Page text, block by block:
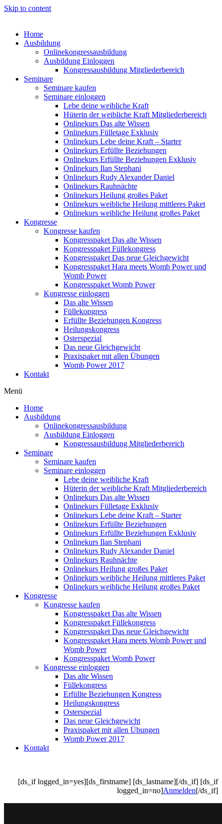
Skip to content
Home
Ausbildung
Onlinekongressausbildung
Ausbildung Einloggen
Kongressausbildung Mitgliederbereich
Seminare
Seminare kaufen
Seminare einloggen
Lebe deine weibliche Kraft
Hüterin der weibliche Kraft Mitgliederbereich
Onlinekurs Das alte Wissen
Onlinekurs Fülletage Exklusiv
Onlinekurs Lebe deine Kraft – Starter
Onlinekurs Erfüllte Beziehungen
Onlinekurs Erfüllte Beziehungen Exklusiv
Onlinekurs Ilan Stephani
Onlinekurs Rudy Alexander Daniel
Onlinekurs Rauhnächte
Onlinekurs Heilung großes Paket
Onlinekurs weibliche Heilung mittleres Paket
Onlinekurs weibliche Heilung großes Paket
Kongresse
Kongresse kaufen
Kongresspaket Das alte Wissen
Kongresspaket Füllekongress
Kongresspaket Das neue Gleichgewicht
Kongresspaket Hara meets Womb Power und
Womb Power
Kongresspaket Womb Power
Kongresse einloggen
Das alte Wissen
Füllekongress
Erfüllte Beziehungen Kongress
Heilungskongress
Osterspezial
Das neue Gleichgewicht
Praxispaket mit allen Übungen
Womb Power 2017
Kontakt
Menü
Home
Ausbildung
Onlinekongressausbildung
Ausbildung Einloggen
Kongressausbildung Mitgliederbereich
Seminare
Seminare kaufen
Seminare einloggen
Lebe deine weibliche Kraft
Hüterin der weibliche Kraft Mitgliederbereich
Onlinekurs Das alte Wissen
Onlinekurs Fülletage Exklusiv
Onlinekurs Lebe deine Kraft – Starter
Onlinekurs Erfüllte Beziehungen
Onlinekurs Erfüllte Beziehungen Exklusiv
Onlinekurs Ilan Stephani
Onlinekurs Rudy Alexander Daniel
Onlinekurs Rauhnächte
Onlinekurs Heilung großes Paket
Onlinekurs weibliche Heilung mittleres Paket
Onlinekurs weibliche Heilung großes Paket
Kongresse
Kongresse kaufen
Kongresspaket Das alte Wissen
Kongresspaket Füllekongress
Kongresspaket Das neue Gleichgewicht
Kongresspaket Hara meets Womb Power und
Womb Power
Kongresspaket Womb Power
Kongresse einloggen
Das alte Wissen
Füllekongress
Erfüllte Beziehungen Kongress
Heilungskongress
Osterspezial
Das neue Gleichgewicht
Praxispaket mit allen Übungen
Womb Power 2017
Kontakt
[ds_if logged_in=yes][ds_firstname] [ds_lastname][/ds_if] [ds_if
logged_in=no]Anmelden[/ds_if]